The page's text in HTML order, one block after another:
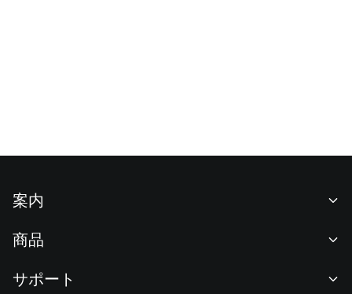
案内
ニュースルーム
商品
サポート